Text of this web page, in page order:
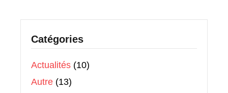
Catégories
Actualités (10)
Autre (13)